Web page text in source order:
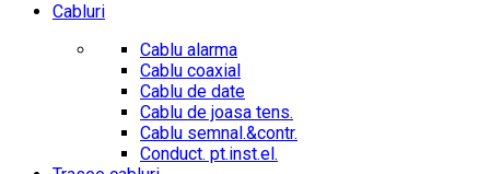
Cabluri
Cablu alarma
Cablu coaxial
Cablu de date
Cablu de joasa tens.
Cablu semnal.&contr.
Conduct. pt.inst.el.